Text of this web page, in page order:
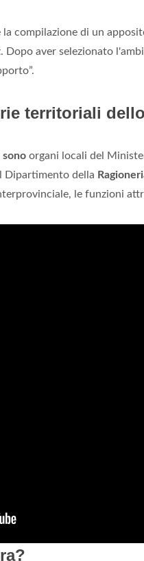
compilazione di un
. Dopo aver selezionato
territoriali
sono organi locali del
Dipartimento della
le funzioni